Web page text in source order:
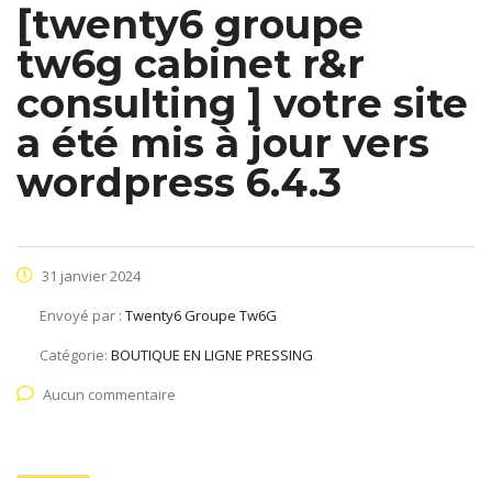
[twenty6 groupe
tw6g cabinet r&r
consulting ] votre site
a été mis à jour vers
wordpress 6.4.3
31 janvier 2024
Envoyé par : Twenty6 Groupe Tw6G
Catégorie: BOUTIQUE EN LIGNE PRESSING
Aucun commentaire